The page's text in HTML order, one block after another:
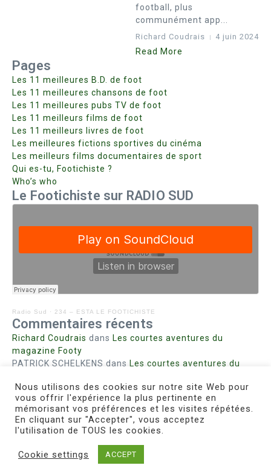
football, plus
communément app...
Richard Coudrais 4 juin 2024
Read More
Pages
Les 11 meilleures B.D. de foot
Les 11 meilleures chansons de foot
Les 11 meilleures pubs TV de foot
Les 11 meilleurs films de foot
Les 11 meilleurs livres de foot
Les meilleures fictions sportives du cinéma
Les meilleurs films documentaires de sport
Qui es-tu, Footichiste ?
Who’s who
Le Footichiste sur RADIO SUD
Radio Sud · 234 – ESTA LE FOOTICHISTE
Commentaires récents
Richard Coudrais dans Les courtes aventures du
magazine Footy
PATRICK SCHELKENS dans Les courtes aventures du
Bohn fabiennedans Intrigues sanglantes à Mulhouse
Steph. RUTA dansLust for Nice
MIRMANDdansPieds agiles et champignons
Copyright © 2026 Le Footichiste | Réalisé par
Nous utilisons des cookies sur notre site Web pour
vous offrir l'expérience la plus pertinente en
mémorisant vos préférences et les visites répétées.
En cliquant sur "Accepter", vous acceptez
l'utilisation de TOUS les cookies.
Cookie settings ACCEPT